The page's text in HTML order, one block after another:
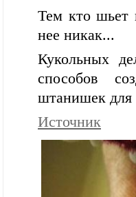
Тем кто шьет
нее никак...
Кукольных
способов
штанишек для
Источник